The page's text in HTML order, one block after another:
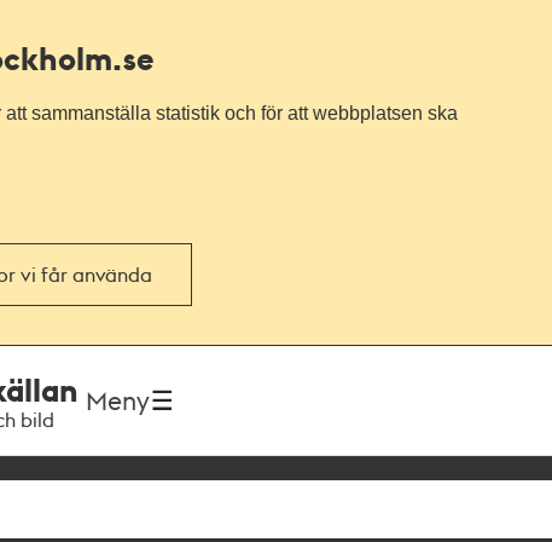
sammanställa statistik och för att webbplatsen ska
vi får använda
bild
Meny